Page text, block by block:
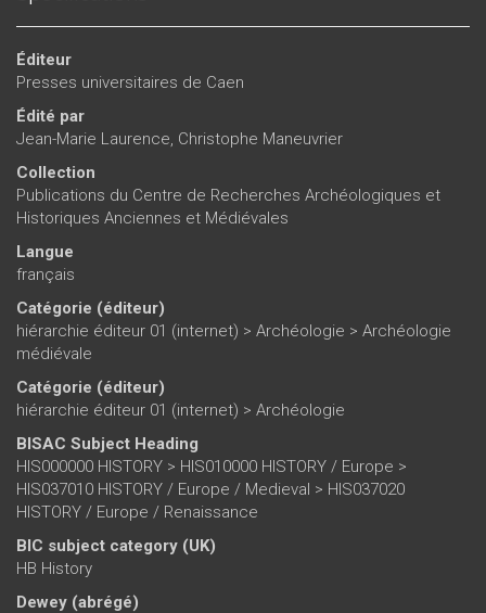
dans les églises, le souci du quotidien, les constructions, etc.
Le troisième thème aborde les positionnements sociaux et
les processus d'ascension d'individus, de groupes familiaux
ou encore de catégories, il intègre aussi l'analyse des
comportements sociaux et de la matérialisation des formes
de la supériorité sociale.
Éditeur
Presses universitaires de Caen
Édité par
Jean-Marie Laurence Christophe Maneuvrier
Collection
Publications du Centre de Recherches Archéologiques et
Historiques Anciennes et Médiévales
Langue
français
Catégorie (éditeur)
hiérarchie éditeur 01 (internet) > Archéologie > Archéologie
médiévale
Catégorie (éditeur)
hiérarchie éditeur 01 (internet) > Archéologie
BISAC Subject Heading
HIS000000 HISTORY > HIS010000 HISTORY / Europe >
HIS037010 HISTORY / Europe / Medieval > HIS037020
HISTORY / Europe / Renaissance
BIC subject category (UK)
HB History
Dewey (abrégé)